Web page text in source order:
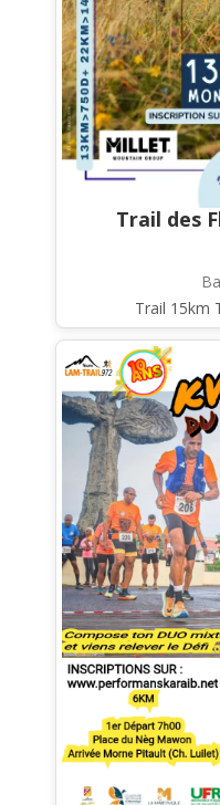
Trail des
Trail 15km